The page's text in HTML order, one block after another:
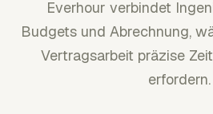
Everhour verbindet
Budgets und Abrechnung,
Vertragsarbeit präzise
erfordern.